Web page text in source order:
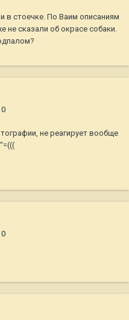
в стоечке. По Ваим описаниям
не сказали об окрасе собаки.
не реагирует вообще